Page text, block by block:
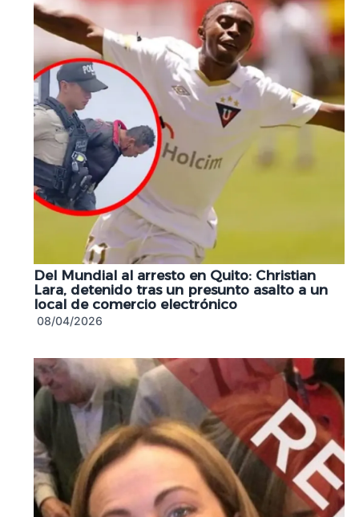
Del Mundial al arresto en Quito: Christian
Lara, detenido tras un presunto asalto a un
local de comercio electrónico
08/04/2026